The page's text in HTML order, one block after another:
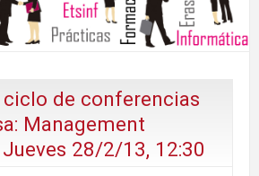
ciclo de conferencias
Management
28/2/13, 12:30